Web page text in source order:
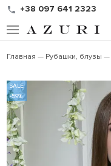
+38 097 641 2323
Главная Рубашки, блузы